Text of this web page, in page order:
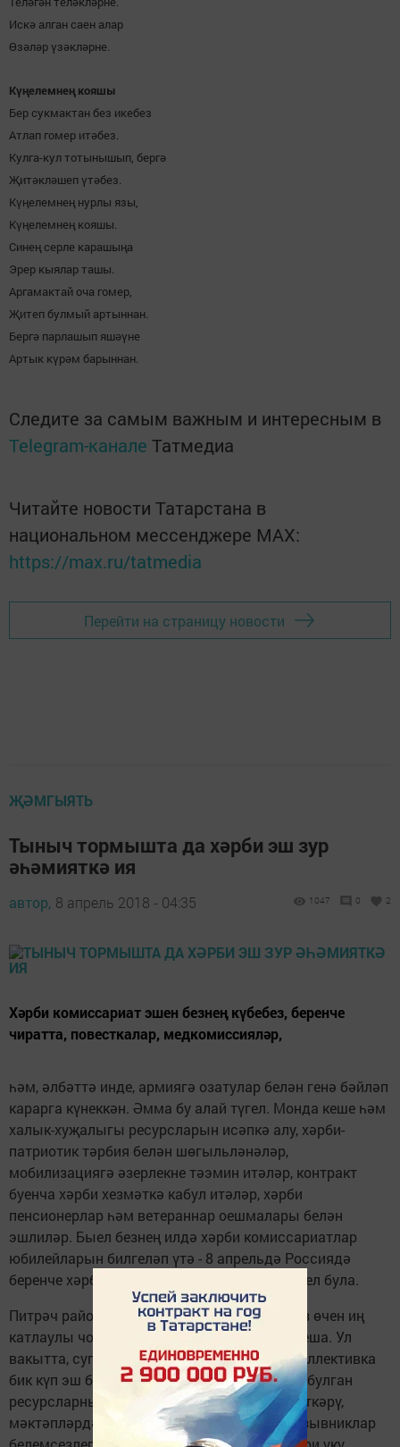
Искә алган саен алар
Өзәләр үзәкләрне.
Күңелемнең кояшы
Бер сукмактан без икебез
Атлап гомер итәбез.
Кулга-кул тотынышып, бергә
Җитәкләшеп үтәбез.
Күңелемнең нурлы язы,
Күңелемнең кояшы.
Синең серле карашыңа
Эрер кыялар ташы.
Аргамактай оча гомер,
Җитеп булмый артыннан.
Бергә парлашып яшәүне
Артык күрәм барыннан.
Следите за самым важным и интересным в
Telegram-канале Татмедиа
Читайте новости Татарстана в
национальном мессенджере MАХ:
https://max.ru/tatmedia
Перейти на страницу новости
ҖӘМГЫЯТЬ
Тыныч тормышта да хәрби эш зур
әһәмияткә ия
автор, 8 апрель 2018 - 04:35 1047 0 2
Хәрби комиссариат эшен безнең күбебез, беренче
чиратта, повесткалар, медкомиссияләр,
һәм, әлбәттә инде, армиягә озатулар белән генә бәйләп
карарга күнеккән. Әмма бу алай түгел. Монда кеше һәм
халык-хуҗалыгы ресурсларын исәпкә алу, хәрби-
патриотик тәрбия белән шөгыльләнәләр,
мобилизациягә әзерлекне тәэмин итәләр, контракт
буенча хәрби хезмәткә кабул итәләр, хәрби
пенсионерлар һәм ветераннар оешмалары белән
эшлиләр. Быел безнең илдә хәрби комиссариатлар
юбилейларын билгеләп үтә - 8 апрельдә Россиядә
беренче хәрби комиссариатлар оешуга 100 ел була.
Питрәч районы хәрби комиссариаты илебез өчен иң
катлаулы чорда - 1940 елның октябрендә оеша. Ул
вакытта, сугыш елларында, кечкенә генә коллективка
бик күп эш башкарырга туры килә - барлык булган
ресурсларның исәбен алып бару, сборлар үткәрү,
мәктәпләрдә хәрби әзерлек алып бару, призывниклар